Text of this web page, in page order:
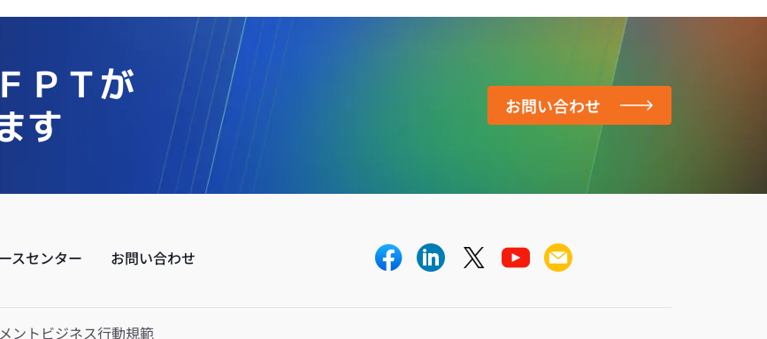
ＰＴが
す
お問い合わせ
スセンター お問い合わせ
ント ビジネス行動規範